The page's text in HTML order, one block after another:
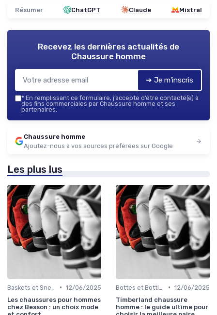
Résumer ChatGPT Claude Mistral
Recevez les dernières actualités de
Chaussure homme
➔ Je m'inscris
* En remplissant ce formulaire, j’accepte d’être contacté(e) à
des fins commerciales par Chaussure homme et ses
partenaires.
Chaussure homme
Ajoutez-nous à vos sources préférées sur Google
Les plus lus
• 12/06/2025
Les chaussures pour hommes
chez Besson : un choix mode
• 12/06/2025
Timberland chaussure
homme : le guide ultime pour